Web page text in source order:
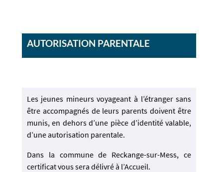
AUTORISATION PARENTALE
Les jeunes mineurs voyageant à l’étranger sans
être accompagnés de leurs parents doivent être
munis, en dehors d’une pièce d’identité valable,
d’une autorisation parentale.
Dans la commune de Reckange-sur-Mess, ce
certificat vous sera délivré à l’Accueil.